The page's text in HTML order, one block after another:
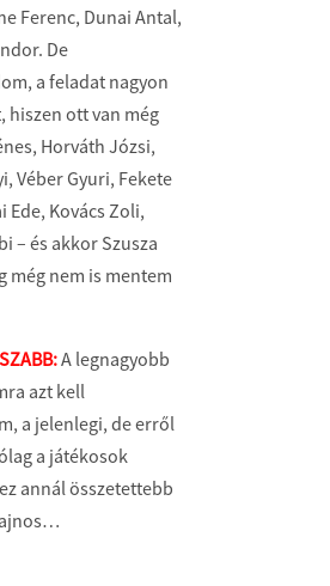
Ferenc, Dunai Antal,
De
a feladat nagyon
hiszen ott van még
Horváth Józsi,
Véber Gyuri, Fekete
Ede, Kovács Zoli,
– és akkor Szusza
még nem is mentem
A legnagyobb
azt kell
a jelenlegi, de erről
a játékosok
annál összetettebb